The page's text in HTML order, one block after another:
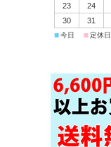
23
24
30
31
■今日 ■定休日